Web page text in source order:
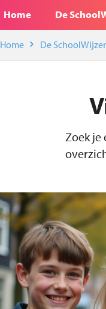
Home De
Home De SchoolWijzer
Zoek je